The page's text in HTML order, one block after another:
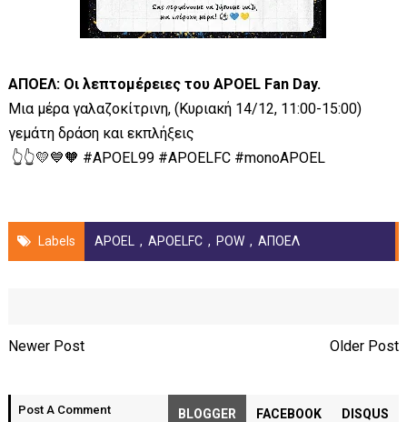
ΑΠΟΕΛ: Οι λεπτομέρειες του APOEL Fan Day.
Μια μέρα γαλαζοκίτρινη, (Κυριακή 14/12, 11:00-15:00)
γεμάτη δράση και εκπλήξεις
👆👆💛💙🧡 #APOEL99 #APOELFC #monoAPOEL
Labels APOEL , APOELFC , POW , ΑΠΟΕΛ
Newer Post Older Post
Post A Comment BLOGGER FACEBOOK DISQUS